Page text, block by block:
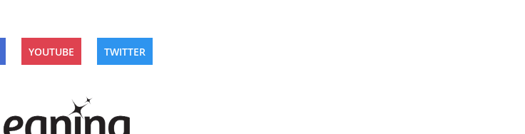
YOUTUBE TWITTER